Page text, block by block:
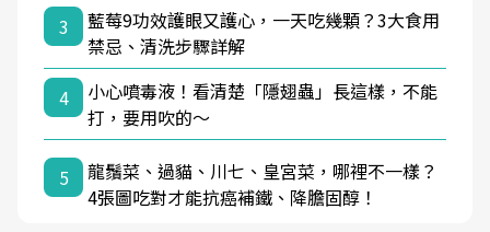
3
藍莓9功效護眼又護心，一天吃幾顆？3大食用
禁忌、清洗步驟詳解
4
小心噴毒液！看清楚「隱翅蟲」長這樣，不能
打，要用吹的～
5
龍鬚菜、過貓、川七、皇宮菜，哪裡不一樣？
4張圖吃對才能抗癌補鐵、降膽固醇！